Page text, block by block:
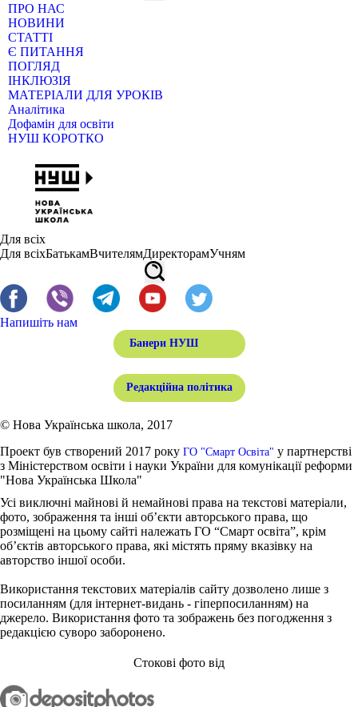
ПРО НАС
НОВИНИ
СТАТТІ
Є ПИТАННЯ
ПОГЛЯД
ІНКЛЮЗІЯ
МАТЕРІАЛИ ДЛЯ УРОКІВ
Аналітика
Дофамін для освіти
НУШ КОРОТКО
Для всіх
Для всіхБатькамВчителямДиректорамУчням
Напишіть нам
Банери НУШ
Редакційна політика
© Нова Українська школа, 2017
Проект був створений 2017 року ГО "Смарт Освіта" у партнерстві
з Міністерством освіти і науки України для комунікації реформи
"Нова Українська Школа"
Усі виключні майнові й немайнові права на текстові матеріали,
фото, зображення та інші об’єкти авторського права, що
розміщені на цьому сайті належать ГО “Смарт освіта”, крім
об’єктів авторського права, які містять пряму вказівку на
авторство іншої особи.
Використання текстових матеріалів сайту дозволено лише з
посиланням (для інтернет-видань - гіперпосиланням) на
джерело. Використання фото та зображень без погодження з
редакцією суворо заборонено.
Стокові фото від